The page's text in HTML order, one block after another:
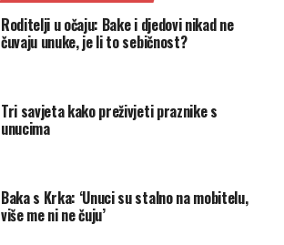
Roditelji u očaju: Bake i djedovi nikad ne
čuvaju unuke, je li to sebičnost?
Tri savjeta kako preživjeti praznike s
unucima
Baka s Krka: ‘Unuci su stalno na mobitelu,
više me ni ne čuju’